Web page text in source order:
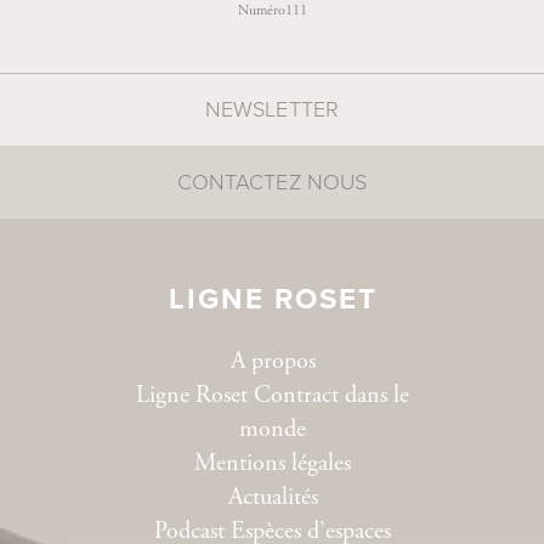
Numéro111
LIGNE ROSET
A propos
Ligne Roset Contract dans le
monde
Mentions légales
Actualités
Podcast Espèces d’espaces
NEWSLETTER
CONTACTEZ NOUS